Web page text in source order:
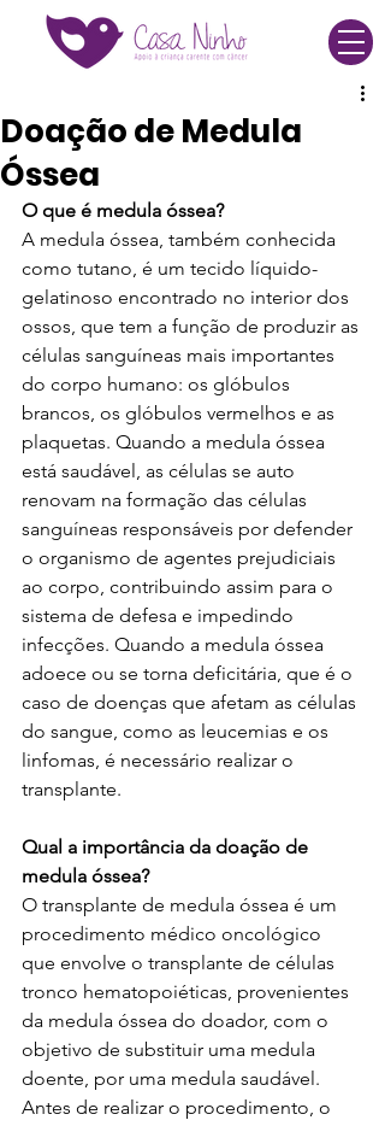
Doação de Medula
Óssea
O que é medula óssea?
A medula óssea, também conhecida
como tutano, é um tecido líquido-
gelatinoso encontrado no interior dos
ossos, que tem a função de produzir as
células sanguíneas mais importantes
do corpo humano: os glóbulos
brancos, os glóbulos vermelhos e as
plaquetas. Quando a medula óssea
está saudável, as células se auto
renovam na formação das células
sanguíneas responsáveis por defender
o organismo de agentes prejudiciais
ao corpo, contribuindo assim para o
sistema de defesa e impedindo
infecções. Quando a medula óssea
adoece ou se torna deficitária, que é o
caso de doenças que afetam as células
do sangue, como as leucemias e os
linfomas, é necessário realizar o
transplante.
Qual a importância da doação de
medula óssea?
O transplante de medula óssea é um
procedimento médico oncológico
que envolve o transplante de células
tronco hematopoiéticas, provenientes
da medula óssea do doador, com o
objetivo de substituir uma medula
doente, por uma medula saudável.
Antes de realizar o procedimento, o